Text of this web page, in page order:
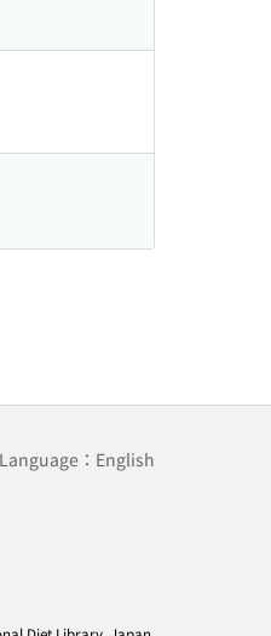
Language：English